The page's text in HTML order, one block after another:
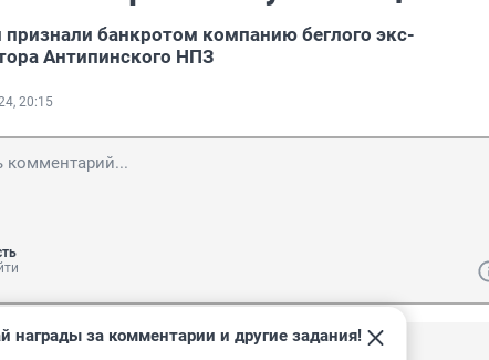
банкротом компанию беглого экс-
Антипинского НПЗ
20:15
награды за комментарии и другие задания!